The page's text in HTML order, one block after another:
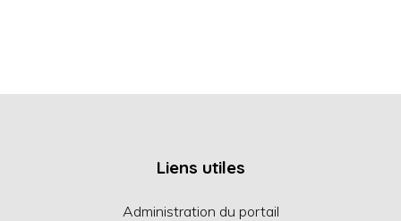
Liens utiles
Administration du portail